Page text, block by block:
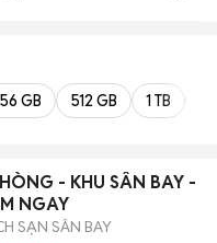
GB 512 GB 1 TB
- KHU SÂN BAY -
NGAY
SẠN SÂN BAY